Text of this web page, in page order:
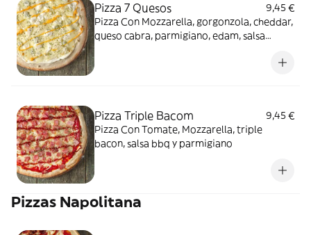
Pizza 7 Quesos
9,45 €
Pizza Con Mozzarella, gorgonzola, cheddar,
queso cabra, parmigiano, edam, salsa
Pizza Triple Bacom
9,45 €
Pizza Con Tomate, Mozzarella, triple
bacon, salsa bbq y parmigiano
Pizzas Napolitana